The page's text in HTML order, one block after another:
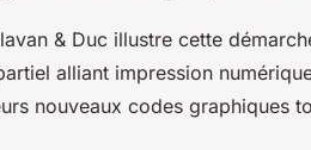
& Duc illustre cette
alliant impression
nouveaux codes graphiques